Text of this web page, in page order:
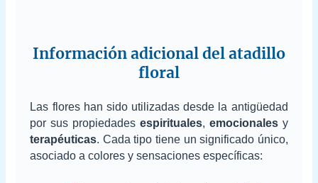
Información adicional del atadillo
floral
Las flores han sido utilizadas desde la antigüedad
por sus propiedades espirituales, emocionalesy
terapéuticas. Cada tipo tiene un significado único,
asociado a colores y sensaciones específicas: